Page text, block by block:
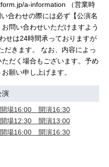
a-information （営業時
わせの際には必ず【公演名
問い合わせいただけますよう
せは24時間承っておりますが
だきます。 なお、内容によっ
だく場合もございます。予め
願い申し上げます。
演
開場16:00 開演16:30
開場12:30 開演13:00
開場16:00 開演16:30